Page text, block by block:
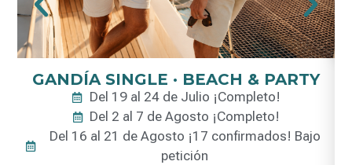
GANDÍA SINGLE · BEACH & PARTY
Del 19 al 24 de Julio ¡Completo!
Del 2 al 7 de Agosto ¡Completo!
Del 16 al 21 de Agosto ¡17 confirmados! Bajo
petición